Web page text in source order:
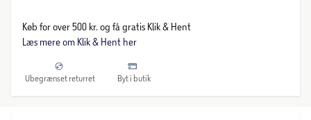
Køb for over 500 kr. og få gratis Klik & Hent
Læs mere om Klik & Hent her
Ubegrænset returret Byt i butik